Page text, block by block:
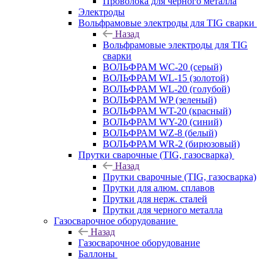
Электроды
Вольфрамовые электроды для TIG сварки
Назад
Вольфрамовые электроды для TIG
сварки
ВОЛЬФРАМ WC-20 (серый)
ВОЛЬФРАМ WL-15 (золотой)
ВОЛЬФРАМ WL-20 (голубой)
ВОЛЬФРАМ WP (зеленый)
ВОЛЬФРАМ WT-20 (красный)
ВОЛЬФРАМ WY-20 (синий)
ВОЛЬФРАМ WZ-8 (белый)
ВОЛЬФРАМ WR-2 (бирюзовый)
Прутки сварочные (TIG, газосварка)
Назад
Прутки сварочные (TIG, газосварка)
Прутки для алюм. сплавов
Прутки для нерж. сталей
Прутки для черного металла
Газосварочное оборудование
Назад
Газосварочное оборудование
Баллоны